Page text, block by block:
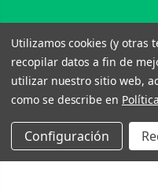
Utilizamos cookies (y otras
recopilar datos a fin de
utilizar nuestro sitio web,
como se describe en
Configuración